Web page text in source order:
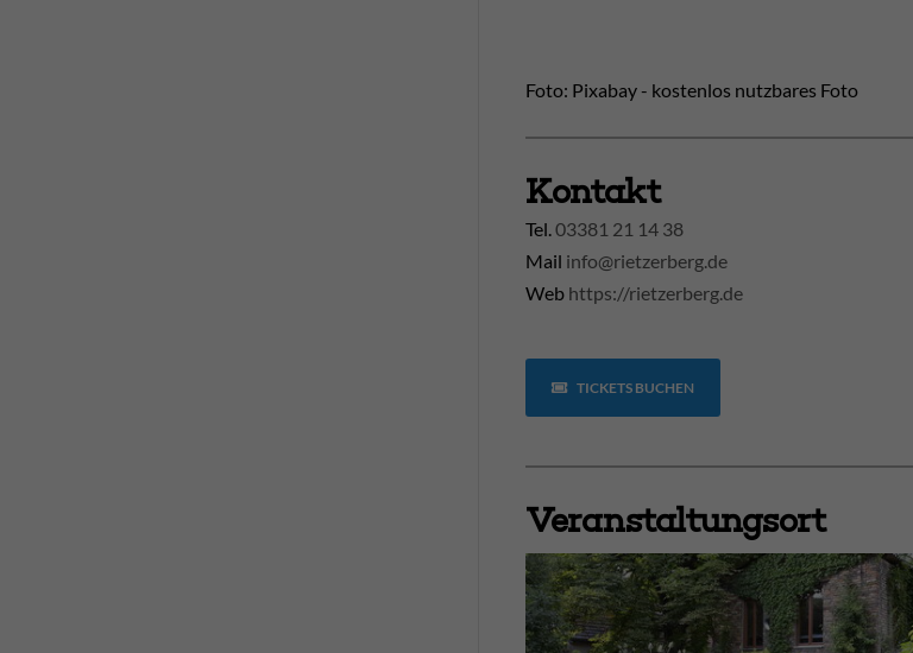
Foto: Pixabay - kostenlos nutzbares Foto
Kontakt
Tel. 03381 21 14 38
Mail info@rietzerberg.de
Web https://rietzerberg.de
TICKETS BUCHEN
Veranstaltungsort